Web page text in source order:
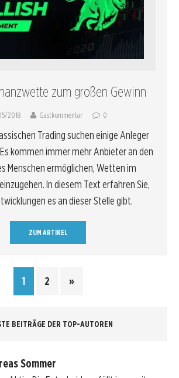
zum großen Gewinn
2018 Gastkommentar 0
Trading suchen einige Anleger
kommen immer mehr Anbieter an den
Menschen ermöglichen, Wetten im
In diesem Text erfahren Sie,
es an dieser Stelle gibt.
ZUM ARTIKEL
1 2 »
BEITRÄGE DER TOP-AUTOREN
Sommer